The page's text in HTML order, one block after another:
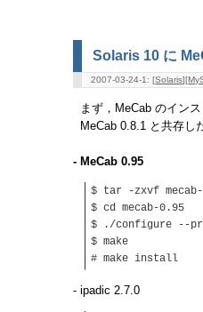
Solaris 10 に
2007-03-24-1: [Solaris][
まず，MeCab のインス
MeCab 0.8.1 と共存し
- MeCab 0.95
$ tar -zxvf
$ cd mecab-0.95
$ ./configure --
$ make
# make install
- ipadic 2.7.0